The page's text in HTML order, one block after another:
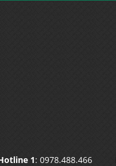
1: 0978.488.466